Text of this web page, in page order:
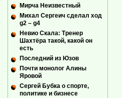
Мирча Неизвестный
Михал Сергеич сделал ход
g2 – g4
Невио Скала: Тренер
Шахтёра такой, какой он
есть
Последний из Юзов
Почти монолог Алины
Яровой
Сергей Бубка о спорте,
политике и бизнесе